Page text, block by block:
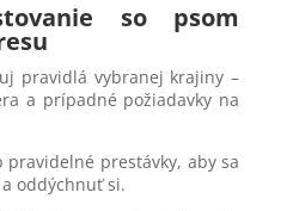
so psom
pravidlá vybranej krajiny –
a prípadné požiadavky na
prestávky, aby sa
oddýchnuť si.